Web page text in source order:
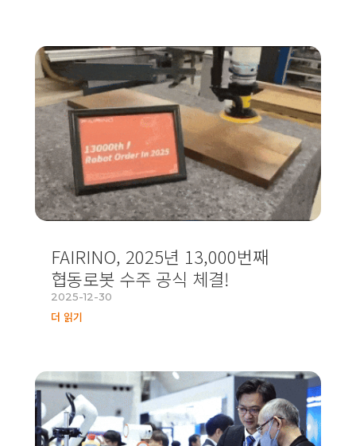
FAIRINO, 2025년 13,000번째
협동로봇 수주 공식 체결!
2025-12-30
더 읽기